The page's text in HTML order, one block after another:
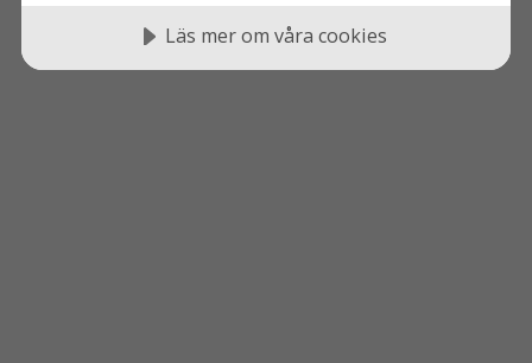
Läs mer om våra cookies